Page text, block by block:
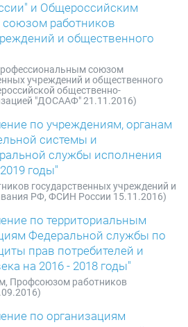
и Общероссийским
работников
и общественного
союзом
учреждений и общественного
общественно-
"ДОСААФ" 21.11.2016)
по учреждениям, органам
системы и
службы исполнения
годы"
государственных учреждений и
РФ, ФСИН России 15.11.2016)
по территориальным
Федеральной службы по
прав потребителей и
на 2016 - 2018 годы"
Профсоюзом работников
по организациям